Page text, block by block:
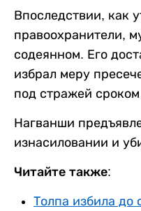
Впоследствии, как
правоохранители,
содеянном. Его
избрал меру
под стражей
Нагванши
изнасиловании и
Читайте также:
Толпа избила до